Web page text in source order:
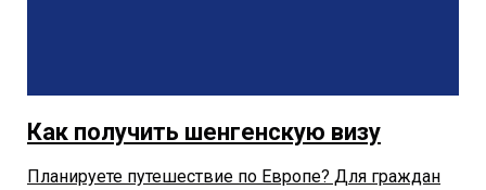
Как получить шенгенскую визу
Планируете путешествие по Европе? Для граждан